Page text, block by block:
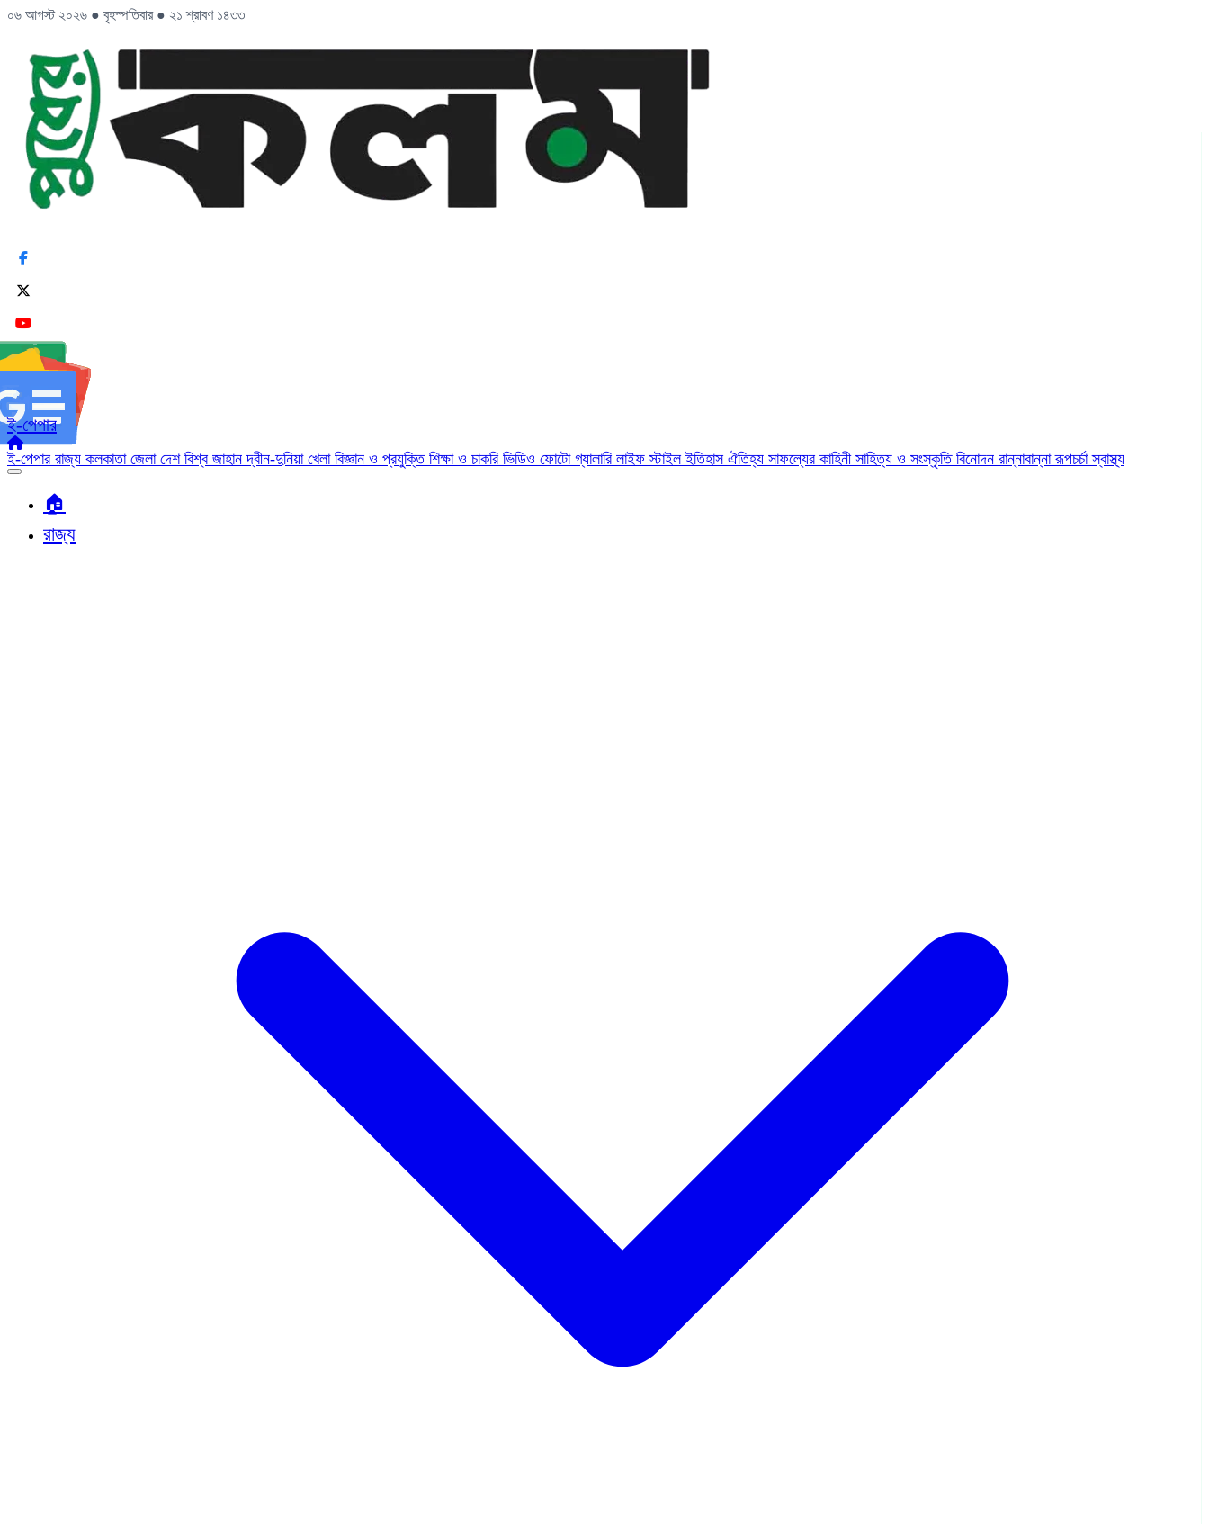
০৬ আগস্ট ২০২৬ ● বৃহস্পতিবার ● ২১ শ্রাবণ ১৪৩৩
ই-পেপার
ই-পেপার রাজ্য কলকাতা জেলা দেশ বিশ্ব জাহানদ্বীন-দুনিয়া খেলা বিজ্ঞান ও প্রযুক্তি শিক্ষা ও চাকরি ভিডিও ফোটো গ্যালারি লাইফ স্টাইলইতিহাস ঐতিহ্য সাফল্যের কাহিনী সাহিত্য ও সংস্কৃতি বিনোদন রান্নাবান্নারূপচর্চাস্বাস্থ্য
🏠︎
রাজ্য